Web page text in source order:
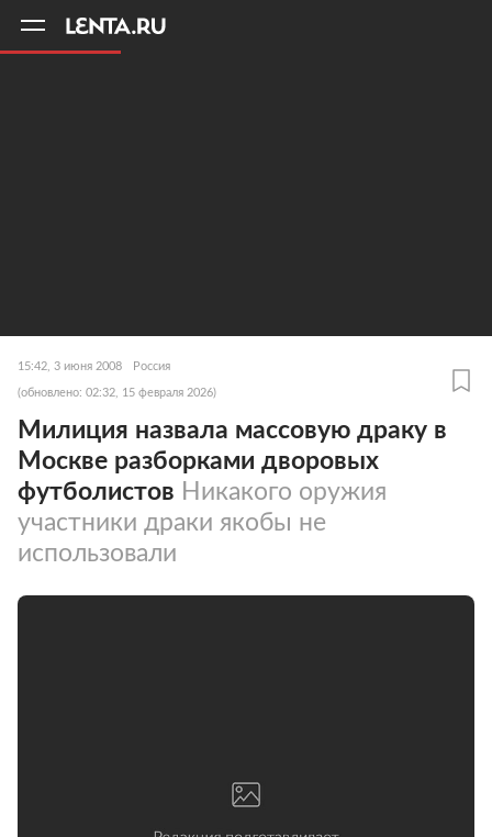
15:42, 3 июня 2008 Россия
(обновлено: 02:32, 15 февраля 2026)
Милиция назвала массовую драку в
Москве разборками дворовых
футболистов Никакого оружия
участники драки якобы не
использовали